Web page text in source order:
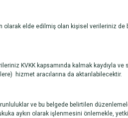
olarak elde edilmiş olan kişisel verileriniz
KVKK kapsamında kalmak kaydıyla
hizmet aracılarına da aktarılabilecektir.
ve bu belgede belirtilen
aykırı olarak işlenmesini önlemekle,